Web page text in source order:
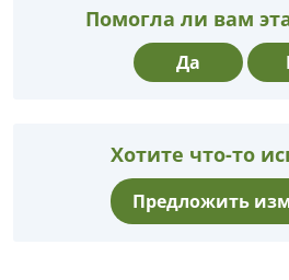
Помогла ли вам
Да
Хотите что-то
Предложить